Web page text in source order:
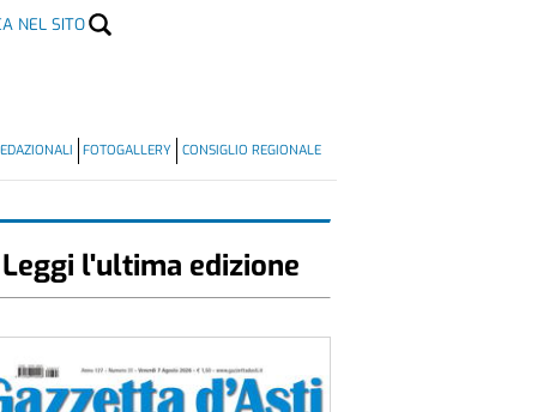
NEL SITO
FOTOGALLERY CONSIGLIO REGIONALE
Leggi l'ultima edizione